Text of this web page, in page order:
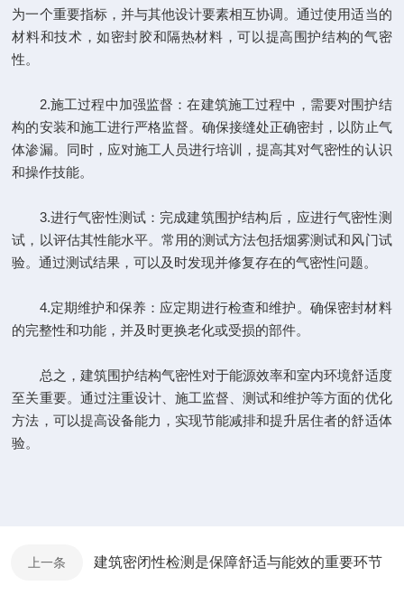
为一个重要指标，并与其他设计要素相互协调。通过使用适当的
材料和技术，如密封胶和隔热材料，可以提高围护结构的气密
性。
2.施工过程中加强监督：在建筑施工过程中，需要对围护结
构的安装和施工进行严格监督。确保接缝处正确密封，以防止气
体渗漏。同时，应对施工人员进行培训，提高其对气密性的认识
和操作技能。
3.进行气密性测试：完成建筑围护结构后，应进行气密性测
试，以评估其性能水平。常用的测试方法包括烟雾测试和风门试
验。通过测试结果，可以及时发现并修复存在的气密性问题。
4.定期维护和保养：应定期进行检查和维护。确保密封材料
的完整性和功能，并及时更换老化或受损的部件。
总之，建筑围护结构气密性对于能源效率和室内环境舒适度
至关重要。通过注重设计、施工监督、测试和维护等方面的优化
方法，可以提高设备能力，实现节能减排和提升居住者的舒适体
验。
上一条 建筑密闭性检测是保障舒适与能效的重要环节